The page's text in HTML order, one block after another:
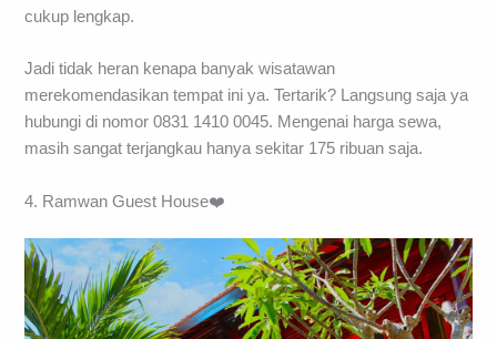
cukup lengkap.
Jadi tidak heran kenapa banyak wisatawan
merekomendasikan tempat ini ya. Tertarik? Langsung saja ya
hubungi di nomor 0831 1410 0045. Mengenai harga sewa,
masih sangat terjangkau hanya sekitar 175 ribuan saja.
4. Ramwan Guest House❤️